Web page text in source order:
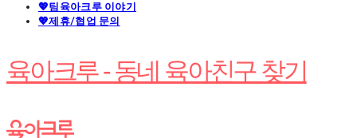
💖팀육아크루 이야기
💖제휴/협업 문의
육아크루 - 동네 육아친구 찾기